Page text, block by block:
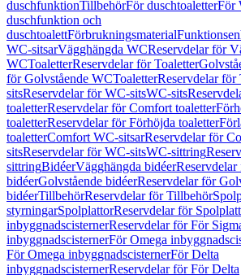
duschfunktionTillbehörFör duschtoaletterFör
duschfunktion och
duschtoalettFörbrukningsmaterial
WC-sitsarVägghängda WCReservdelar för
WCToaletterReservdelar för Toaletter
för Golvstående WCToaletterReservdelar för
sitsReservdelar för WC-sitsWC-sits
toaletterReservdelar för Comfort toaletter
toaletterReservdelar för Förhöjda toaletter
toaletterComfort WC-sitsarReservdelar för
sitsReservdelar för WC-sitsWC-sittring
sittringBidéerVägghängda bidéer
bidéerGolvstående bidéerReservdelar för
bidéerTillbehörReservdelar för Tillbehör
styrningarSpolplattorReservdelar för
inbyggnadscisternerReservdelar för För
inbyggnadscisternerFör Omega
För Omega inbyggnadscisternerFör Delta
inbyggnadscisternerReservdelar för För Delta